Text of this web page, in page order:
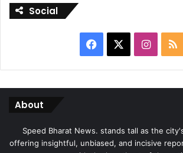
Social
Facebook
About
Speed Bharat News. stands tall as the
offering insightful, unbiased, and incisive